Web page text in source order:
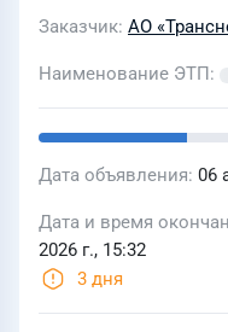
Заказчик АО
Наименование ЭТП
Дата объявления 06
Дата и время
2026 г., 15:32
3 дня